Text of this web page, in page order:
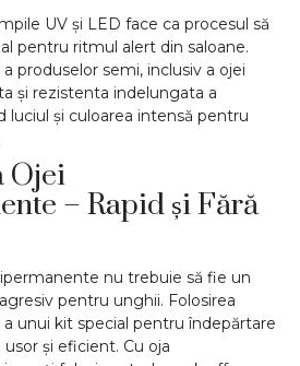
UV și LED face ca procesul să
pentru ritmul alert din saloane.
produselor semi, inclusiv a ojei
și rezistenta indelungata a
luciul și culoarea intensă pentru
Ojei
– Rapid și Fără
nu trebuie să fie un
pentru unghii. Folosirea
unui kit special pentru îndepărtare
și eficient. Cu oja